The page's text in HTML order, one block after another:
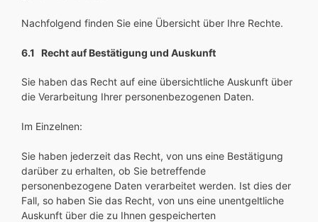
Nachfolgend finden Sie eine Übersicht über Ihre Rechte.
6.1 Recht auf Bestätigung und Auskunft
Sie haben das Recht auf eine übersichtliche Auskunft über
die Verarbeitung Ihrer personenbezogenen Daten.
Im Einzelnen:
Sie haben jederzeit das Recht, von uns eine Bestätigung
darüber zu erhalten, ob Sie betreffende
personenbezogene Daten verarbeitet werden. Ist dies der
Fall, so haben Sie das Recht, von uns eine unentgeltliche
Auskunft über die zu Ihnen gespeicherten